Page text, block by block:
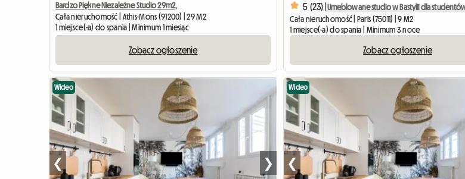
Bardzo Piękne Niezależne Studio 29m2,
Cała nieruchomość | Athis-Mons (91200) | 29 M2
1 miejsce(-a) do spania | Minimum 1 miesiąc
Zobacz ogłoszenie
5 (23) |
Cała nieruchomość | Paris (75011) | 9 M2
1 miejsce(-a) do spania | Minimum 3 noce
Zobacz ogłoszenie
Wideo
❮ ❯
Wideo
❮